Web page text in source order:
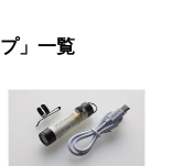
」一覧